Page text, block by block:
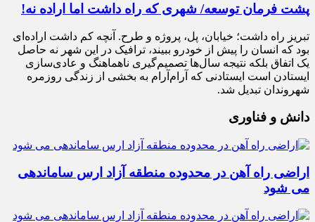
پشت فرمان توسعه/ شهری که راه داشت اما اراده نه!
تبریز راه داشت؛ خیابان، پل، پروژه و طرح. آنچه کم داشت اراده‌ای
بود که انسان را پیش از خودرو ببیند، ترافیک در این شهر نه حاصل
یک اتفاق بلکه نتیجه سال‌ها تصمیم‌گیری ناهماهنگ و عادی‌سازی
ایستادن است ایستادنی که آرام‌آرام به بخشی از زندگی روزمره
شهروندان تبدیل شد.
دانش و فناوری
اراضی راه آهن در محدوده منطقه آزاد ارس ساماندهی
می شود